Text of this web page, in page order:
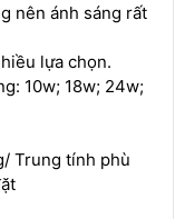
nên ánh sáng rất
lựa chọn.
10w; 18w; 24w;
Trung tính phù